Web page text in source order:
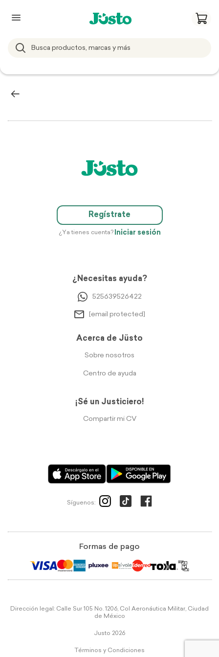
Regístrate
¿Ya tienes cuenta? Iniciar sesión
¿Necesitas ayuda?
525639526422
[email protected]
Acerca de Jüsto
Sobre nosotros
Centro de ayuda
¡Sé un Justiciero!
Compartir mi CV
Síguenos:
Formas de pago
Dirección legal: Calle Sur 105 No. 1206, Col Aeronáutica Militar, Ciudad
de México
Justo 2026
Términos y Condiciones